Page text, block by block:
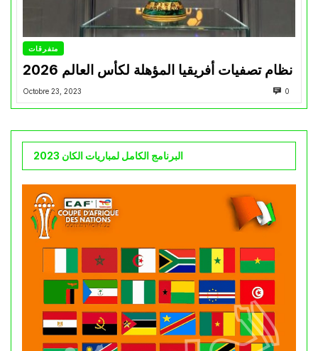
متفرقات
نظام تصفيات أفريقيا المؤهلة لكأس العالم 2026
Octobre 23, 2023 0
البرنامج الكامل لمباريات الكان 2023